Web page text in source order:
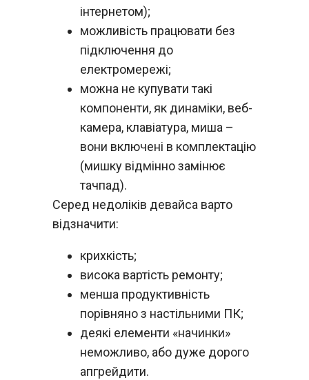
інтернетом);
можливість працювати без
підключення до
електромережі;
можна не купувати такі
компоненти, як динаміки, веб-
камера, клавіатура, миша –
вони включені в комплектацію
(мишку відмінно замінює
тачпад).
Серед недоліків девайса варто
відзначити:
крихкість;
висока вартість ремонту;
менша продуктивність
порівняно з настільними ПК;
деякі елементи «начинки»
неможливо, або дуже дорого
апгрейдити.